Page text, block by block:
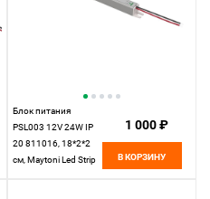
Блок питания
PSL003 12V 24W IP
20 811016, 18*2*2
см, Maytoni Led Strip
1 000 ₽
В КОРЗИНУ